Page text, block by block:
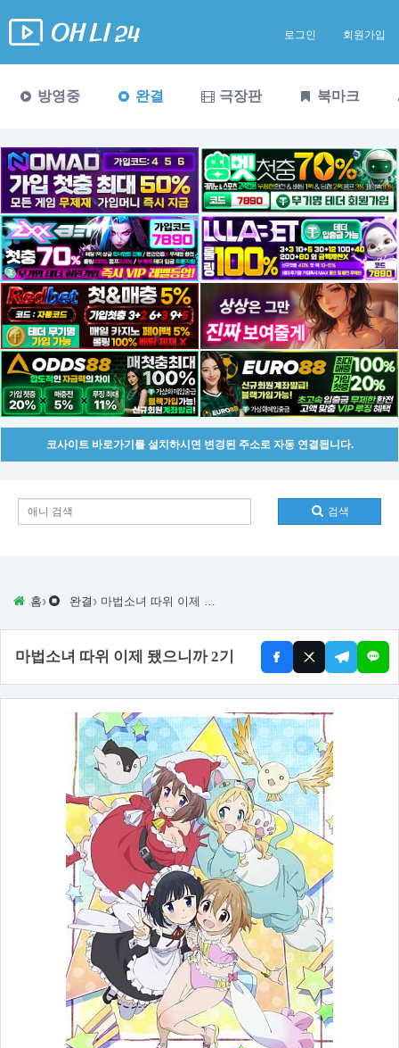
로그인 회원가입
방영중 완결 극장판 북마크
코사이트 바로가기를 설치하시면 변경된 주소로 자동 연결됩니다.
검색
홈› 완결 › 마법소녀 따위 이제 됐으니까 2기
마법소녀 따위 이제 됐으니까 2기